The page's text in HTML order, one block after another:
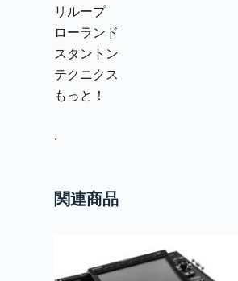
リループ
ローランド
スタントン
テクニクス
もっと！
.
関連商品